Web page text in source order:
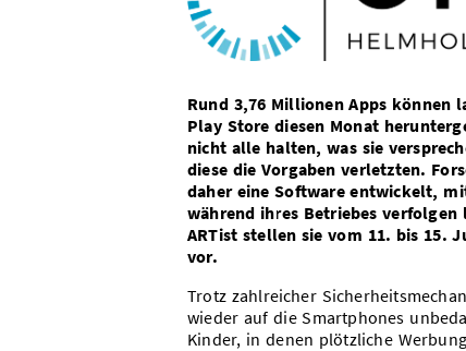
Rund 3,76 Millionen Apps
Play Store diesen Monat
nicht alle halten, was sie
diese die Vorgaben verletzten.
daher eine Software entwickelt,
während ihres Betriebes verfolgen
ARTist stellen sie vom 11. bis 15.
vor.
Trotz zahlreicher
wieder auf die Smartphones
Kinder, in denen plötzliche